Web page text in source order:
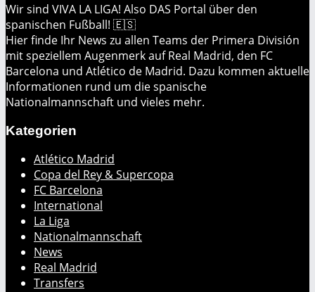
Wir sind VIVA LA LIGA! Also DAS Portal über den
spanischen Fußball! 🇪🇸
Hier finde Ihr News zu allen Teams der Primera División
mit speziellem Augenmerk auf Real Madrid, den FC
Barcelona und Atlético de Madrid. Dazu kommen aktuelle
Informationen rund um die spanische
Nationalmannschaft und vieles mehr.
Kategorien
Atlético Madrid
Copa del Rey & Supercopa
FC Barcelona
International
La Liga
Nationalmannschaft
News
Real Madrid
Transfers